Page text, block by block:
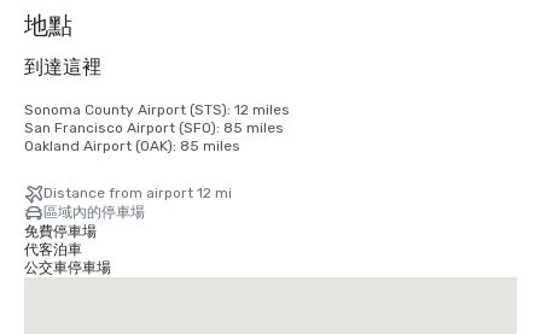
地點
到達這裡
Sonoma County Airport (STS): 12 miles
San Francisco Airport (SFO): 85 miles
Oakland Airport (OAK): 85 miles
Distance from airport 12 mi
區域內的停車場
免費停車場
代客泊車
公交車停車場